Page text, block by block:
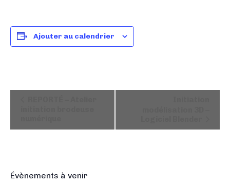
Ajouter au calendrier
t
Évènements à venir